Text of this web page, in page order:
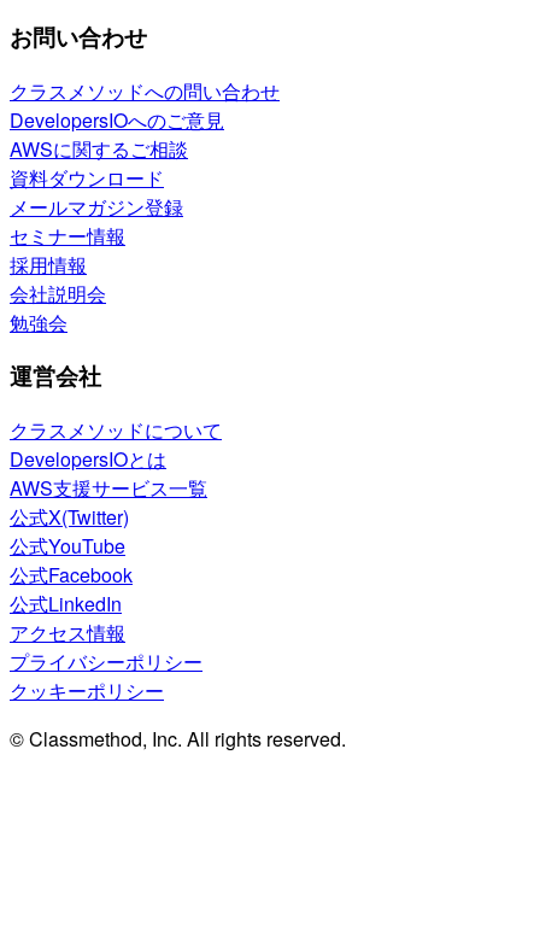
お問い合わせ
クラスメソッドへの問い合わせ
DevelopersIOへのご意見
AWSに関するご相談
資料ダウンロード
メールマガジン登録
セミナー情報
採用情報
会社説明会
勉強会
運営会社
クラスメソッドについて
DevelopersIOとは
AWS支援サービス一覧
公式X(Twitter)
公式YouTube
公式Facebook
公式LinkedIn
アクセス情報
プライバシーポリシー
クッキーポリシー
© Classmethod, Inc. All rights reserved.